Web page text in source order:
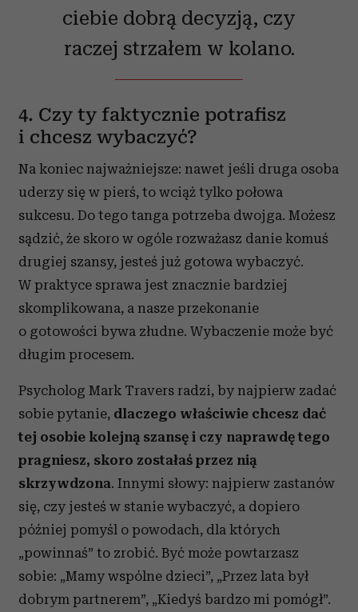
ciebie dobrą decyzją, czy
raczej strzałem w kolano.
4. Czy ty faktycznie potrafisz
i chcesz wybaczyć?
Na koniec najważniejsze: nawet jeśli druga osoba
uderzy się w pierś, to wciąż tylko połowa
sukcesu. Do tego tanga potrzeba dwojga. Możesz
sądzić, że skoro w ogóle rozważasz danie komuś
drugiej szansy, jesteś już gotowa wybaczyć.
W praktyce sprawa jest znacznie bardziej
skomplikowana, a nasze przekonanie
o gotowości bywa złudne. Wybaczenie może być
długim procesem.
Psycholog Mark Travers radzi, by najpierw zadać
sobie pytanie, dlaczego właściwie chcesz dać
tej osobie kolejną szansę i czy naprawdę tego
pragniesz, skoro zostałaś przez nią
skrzywdzona. Innymi słowy: najpierw zastanów
się, czy jesteś w stanie wybaczyć, a dopiero
później pomyśl o powodach, dla których
„powinnaś” to zrobić. Być może powtarzasz
sobie: „Mamy wspólne dzieci”, „Przez lata był
dobrym partnerem”, „Kiedyś bardzo mi pomógł”.